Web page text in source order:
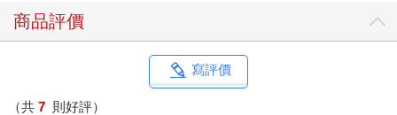
績效，只要去投資每支股票都買一點的指數基金就好。這會給你
所謂的市場報酬（market returns），剛好與市場的表現相符。但
要做到這一點，你不只需要好運，還需要卓越的洞察力。單純依
賴運氣並不是好方法，所以你最好把心力放在提高洞察力上。在
商品評價
寫評價
（共 7 則好評）